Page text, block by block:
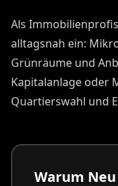
Als
alltagsnah ein:
Grünräume und
Kapitalanlage oder
Quartierswahl und
Warum